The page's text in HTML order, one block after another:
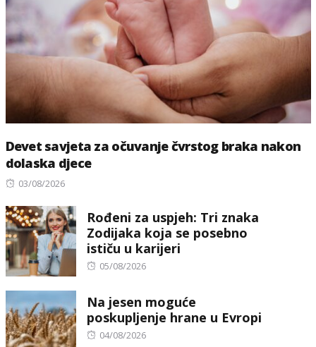
Devet savjeta za očuvanje čvrstog braka nakon
dolaska djece
Posted
03/08/2026
Rođeni za uspjeh: Tri znaka
Zodijaka koja se posebno
ističu u karijeri
Posted
05/08/2026
Na jesen moguće
poskupljenje hrane u Evropi
Posted
04/08/2026